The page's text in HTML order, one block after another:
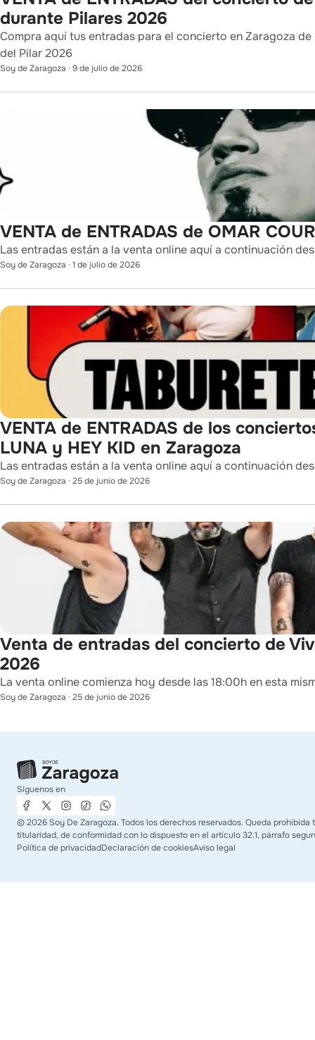
durante Pilares 2026
Compra aquí tus entradas para el concierto en Zaragoza
del Pilar 2026
Soy de Zaragoza · 9 de julio de 2026
VENTA de ENTRADAS de OMAR
Las entradas están a la venta online aquí a continuación
Soy de Zaragoza · 1 de julio de 2026
VENTA de ENTRADAS de los
LUNA y HEY KID en Zaragoza
Las entradas están a la venta online aquí a continuación
Soy de Zaragoza · 25 de junio de 2026
Venta de entradas del concierto de
2026
La venta online comienza hoy desde las 18:00h en esta
Soy de Zaragoza · 25 de junio de 2026
Síguenos en
©2026 Soy De Zaragoza. Todos los derechos reservados. Queda
titularidad, de conformidad con lo dispuesto en el artículo 32.1, párrafo
Política de privacidadDeclaración de cookiesAviso legal